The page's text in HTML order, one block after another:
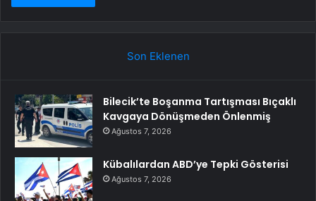
Son Eklenen
Bilecik’te Boşanma Tartışması Bıçaklı
Kavgaya Dönüşmeden Önlenmiş
Ağustos 7, 2026
Kübalılardan ABD’ye Tepki Gösterisi
Ağustos 7, 2026